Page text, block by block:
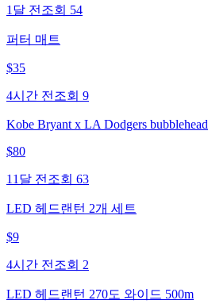
1달 전 조회 54
퍼터 매트
$35
4시간 전 조회 9
Kobe Bryant x LA Dodgers bubblehead
$80
11달 전 조회 63
LED 헤드랜턴 2개 세트
$9
4시간 전 조회 2
LED 헤드랜턴 270도 와이드 500m